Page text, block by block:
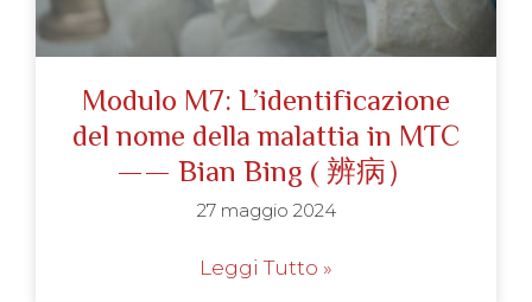
Modulo M7: L’identificazione
del nome della malattia in MTC
—— Bian Bing ( 辨病）
27 maggio 2024
Leggi Tutto »